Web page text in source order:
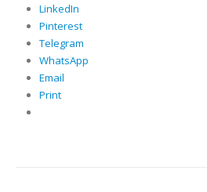
LinkedIn
Pinterest
Telegram
WhatsApp
Email
Print